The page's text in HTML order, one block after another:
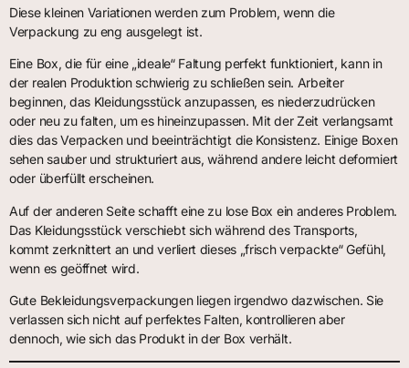
Diese kleinen Variationen werden zum Problem, wenn die
Verpackung zu eng ausgelegt ist.
Eine Box, die für eine „ideale“ Faltung perfekt funktioniert, kann in
der realen Produktion schwierig zu schließen sein. Arbeiter
beginnen, das Kleidungsstück anzupassen, es niederzudrücken
oder neu zu falten, um es hineinzupassen. Mit der Zeit verlangsamt
dies das Verpacken und beeinträchtigt die Konsistenz. Einige Boxen
sehen sauber und strukturiert aus, während andere leicht deformiert
oder überfüllt erscheinen.
Auf der anderen Seite schafft eine zu lose Box ein anderes Problem.
Das Kleidungsstück verschiebt sich während des Transports,
kommt zerknittert an und verliert dieses „frisch verpackte“ Gefühl,
wenn es geöffnet wird.
Gute Bekleidungsverpackungen liegen irgendwo dazwischen. Sie
verlassen sich nicht auf perfektes Falten, kontrollieren aber
dennoch, wie sich das Produkt in der Box verhält.